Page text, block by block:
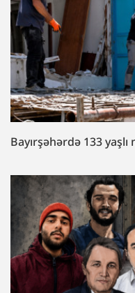
Bayırşəhərdə 133